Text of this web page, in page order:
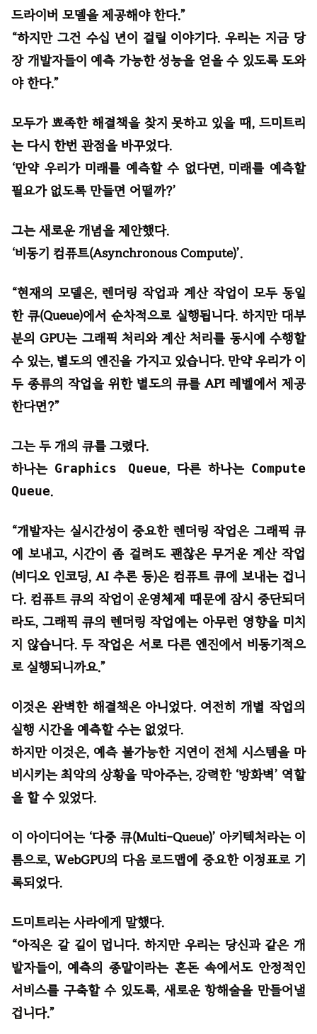
드라이버 모델을 제공해야 한다.”
“하지만 그건 수십 년이 걸릴 이야기다. 우리는 지금 당
장 개발자들이 예측 가능한 성능을 얻을 수 있도록 도와
야 한다.”
모두가 뾰족한 해결책을 찾지 못하고 있을 때, 드미트리
는 다시 한번 관점을 바꾸었다.
‘만약 우리가 미래를 예측할 수 없다면, 미래를 예측할
필요가 없도록 만들면 어떨까?’
그는 새로운 개념을 제안했다.
‘비동기 컴퓨트(Asynchronous Compute)’.
“현재의 모델은, 렌더링 작업과 계산 작업이 모두 동일
한 큐(Queue)에서 순차적으로 실행됩니다. 하지만 대부
분의 GPU는 그래픽 처리와 계산 처리를 동시에 수행할
수 있는, 별도의 엔진을 가지고 있습니다. 만약 우리가 이
두 종류의 작업을 위한 별도의 큐를 API 레벨에서 제공
한다면?”
그는 두 개의 큐를 그렸다.
하나는 Graphics Queue, 다른 하나는 Compute
Queue.
“개발자는 실시간성이 중요한 렌더링 작업은 그래픽 큐
에 보내고, 시간이 좀 걸려도 괜찮은 무거운 계산 작업
(비디오 인코딩, AI 추론 등)은 컴퓨트 큐에 보내는 겁니
다. 컴퓨트 큐의 작업이 운영체제 때문에 잠시 중단되더
라도, 그래픽 큐의 렌더링 작업에는 아무런 영향을 미치
지 않습니다. 두 작업은 서로 다른 엔진에서 비동기적으
로 실행되니까요.”
이것은 완벽한 해결책은 아니었다. 여전히 개별 작업의
실행 시간을 예측할 수는 없었다.
하지만 이것은, 예측 불가능한 지연이 전체 시스템을 마
비시키는 최악의 상황을 막아주는, 강력한 ‘방화벽’ 역할
을 할 수 있었다.
이 아이디어는 ‘다중 큐(Multi-Queue)’ 아키텍처라는 이
름으로, WebGPU의 다음 로드맵에 중요한 이정표로 기
록되었다.
드미트리는 사라에게 말했다.
“아직은 갈 길이 멉니다. 하지만 우리는 당신과 같은 개
발자들이, 예측의 종말이라는 혼돈 속에서도 안정적인
서비스를 구축할 수 있도록, 새로운 항해술을 만들어낼
겁니다.”